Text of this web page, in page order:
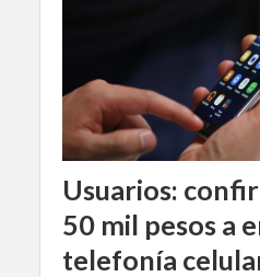
Usuarios:
50 mil pesos a
telefonía